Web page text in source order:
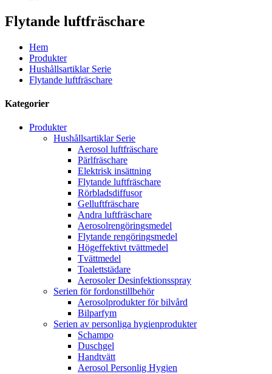
Flytande luftfräschare
Hem
Produkter
Hushållsartiklar Serie
Flytande luftfräschare
Kategorier
Produkter
Hushållsartiklar Serie
Aerosol luftfräschare
Pärlfräschare
Elektrisk insättning
Flytande luftfräschare
Rörbladsdiffusor
Gelluftfräschare
Andra luftfräschare
Aerosolrengöringsmedel
Flytande rengöringsmedel
Högeffektivt tvättmedel
Tvättmedel
Toalettstädare
Aerosoler Desinfektionsspray
Serien för fordonstillbehör
Aerosolprodukter för bilvård
Bilparfym
Serien av personliga hygienprodukter
Schampo
Duschgel
Handtvätt
Aerosol Personlig Hygien